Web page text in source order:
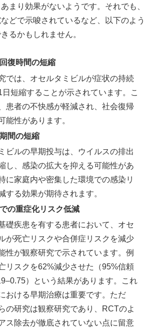
まり効果がないようです。それでも、
どで示唆されているなど、以下のよう
るかもしれません。
復時間の短縮
では、オセルタミビルが症状の持続
日短縮することが示されています。こ
患者の不快感が軽減され、社会復帰
能性があります。
間の短縮
ビルの早期投与は、ウイルスの排出
し、感染の拡大を抑える可能性があ
に家庭内や密集した環境での感染リ
する効果が期待されます。
の重症化リスク低減
礎疾患を有する患者において、オセ
が死亡リスクや合併症リスクを減少
性が観察研究で示されています。例
リスクを62%減少させた（95%信頼
）という結果があります。これ
おける早期治療は重要です。ただ
の研究は観察研究であり、RCTのよ
ス除去が徹底されていない点に留意